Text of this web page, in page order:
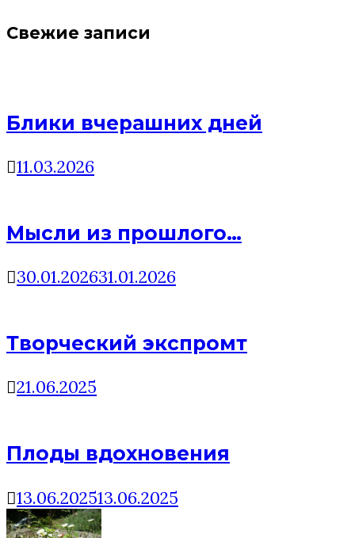
Свежие записи
Блики вчерашних дней
11.03.2026
Мысли из прошлого…
30.01.202631.01.2026
Творческий экспромт
21.06.2025
Плоды вдохновения
13.06.202513.06.2025